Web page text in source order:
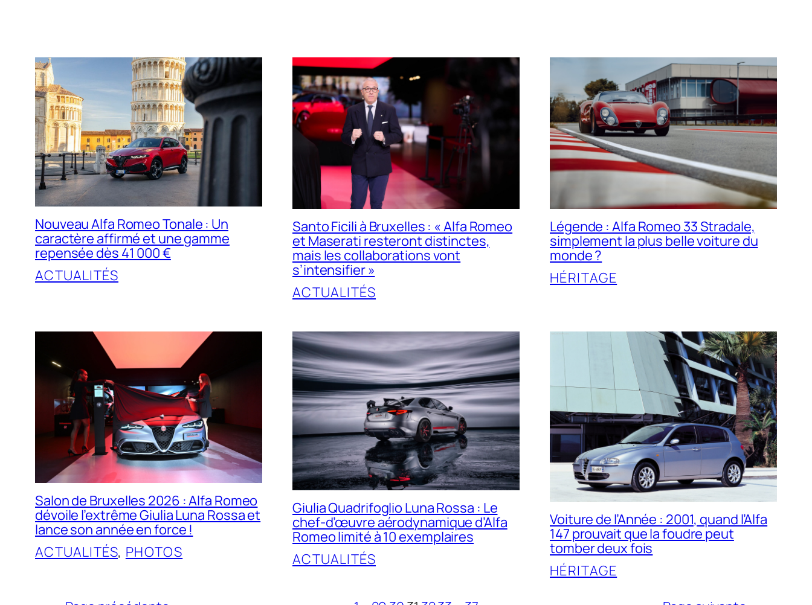
Nouveau Alfa Romeo Tonale : Un
caractère affirmé et une gamme
repensée dès 41 000 €
ACTUALITÉS
Santo Ficili à Bruxelles : « Alfa Romeo
et Maserati resteront distinctes,
mais les collaborations vont
s’intensifier »
ACTUALITÉS
Légende : Alfa Romeo 33 Stradale,
simplement la plus belle voiture du
monde ?
HÉRITAGE
Salon de Bruxelles 2026 : Alfa Romeo
dévoile l’extrême Giulia Luna Rossa et
lance son année en force !
ACTUALITÉS, PHOTOS
Giulia Quadrifoglio Luna Rossa : Le
chef-d’œuvre aérodynamique d’Alfa
Romeo limité à 10 exemplaires
ACTUALITÉS
Voiture de l’Année : 2001, quand l’Alfa
147 prouvait que la foudre peut
tomber deux fois
HÉRITAGE